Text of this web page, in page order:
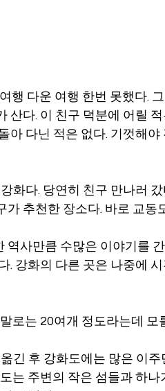
행 다운 여행 한번 못했다.
산다. 이 친구 덕분에 어릴
아 다닌 적은 없다. 기껏해야
화다. 당연히 친구 만나러
가 추천한 장소다. 바로 교동
사만큼 수많은 이야기를
. 강화의 다른 곳은 나중에
로는 20여개 정도라는데 모
긴 후 강화도에는 많은 이주
는 주변의 작은 섬들과 하